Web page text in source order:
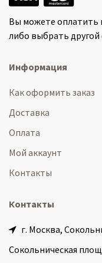
Вы можете оплатить
либо выбрать другой
Информация
Как оформить заказ
Доставка
Оплата
Мой аккаунт
Контакты
Контакты
г. Москва,
Сокольническая